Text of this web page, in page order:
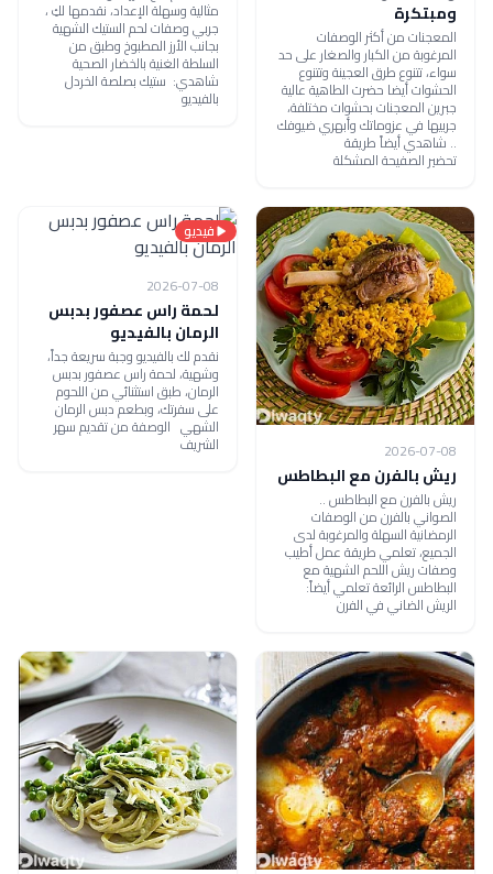
ومبتكرة
المعجنات من أكثر الوصفات
المرغوبة من الكبار والصغار على حد
سواء، تتنوع طرق العجينة وتتنوع
الحشوات أيضا حضرت الطاهية عالية
جبرين المعجنات بحشوات مختلفة،
جربيها في عزوماتك وأبهري ضيوفك
.. شاهدي أيضاً طريقة
تحضير الصفيحة المشكلة
مثالية وسهلة الإعداد، نقدمها لكِ ،
جربي وصفات لحم الستيك الشهية
بجانب الأرز المطبوخ وطبق من
السلطة الغنية بالخضار الصحية
شاهدي: ستيك بصلصة الخردل
بالفيديو
2026-07-08
ريش بالفرن مع البطاطس
ريش بالفرن مع البطاطس ..
الصواني بالفرن من الوصفات
الرمضانية السهلة والمرغوبة لدى
الجميع، تعلمي طريقة عمل أطيب
وصفات ريش اللحم الشهية مع
البطاطس الرائعة تعلمي أيضاً:
الريش الضاني في الفرن
فيديو
2026-07-08
لحمة راس عصفور بدبس
الرمان بالفيديو
نقدم لك بالفيديو وجبة سريعة جداً،
وشهية، لحمة راس عصفور بدبس
الرمان، طبق استثنائي من اللحوم
على سفرتك، وبطعم دبس الرمان
الشهي الوصفة من تقديم سهر
الشريف